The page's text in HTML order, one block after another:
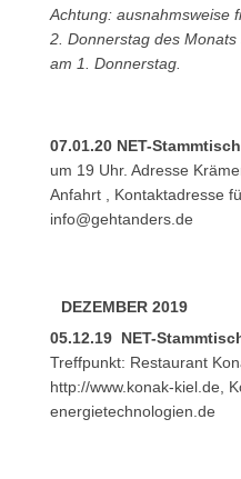
Achtung: ausnahmsweise
2. Donnerstag des
am 1. Donnerstag.
07.01.20 NET-
um 19 Uhr. Adresse
Anfahrt
, Kontaktadresse
info@gehtanders.de
DEZEMBER 2019
05.12.19 NET-
Treffpunkt: Restaurant
http://www.konak-kiel.de ,
energietechnologien.de